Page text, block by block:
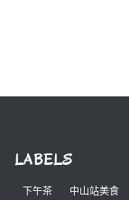
LABELS
下午茶 中山站美食